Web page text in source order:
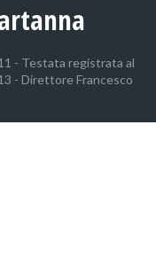
- Testata registrata al
- Direttore Francesco